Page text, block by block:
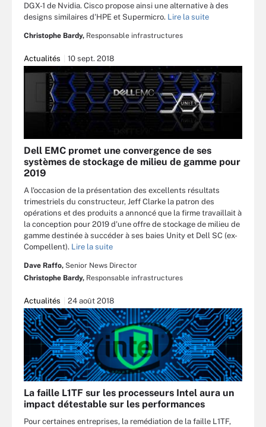
DGX-1 de Nvidia. Cisco propose ainsi une alternative à des
designs similaires d'HPE et Supermicro. Lire la suite
Christophe Bardy, Responsable infrastructures
Actualités 10 sept. 2018
Dell EMC promet une convergence de ses
systèmes de stockage de milieu de gamme pour
2019
A l'occasion de la présentation des excellents résultats
trimestriels du constructeur, Jeff Clarke la patron des
opérations et des produits a annoncé que la firme travaillait à
la conception pour 2019 d'une offre de stockage de milieu de
gamme destinée à succéder à ses baies Unity et Dell SC (ex-
Compellent). Lire la suite
Dave Raffo, Senior News Director
Christophe Bardy, Responsable infrastructures
Actualités 24 août 2018
La faille L1TF sur les processeurs Intel aura un
impact détestable sur les performances
Pour certaines entreprises, la remédiation de la faille L1TF,